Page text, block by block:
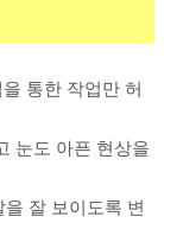
통한 작업만 허
눈도 아픈 현상을
잘 보이도록 변